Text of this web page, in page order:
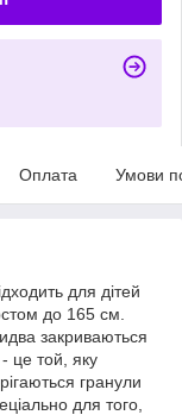
Оплата Умови
для дітей
до 165 см.
закриваються
це той, яку
гранули
для того,